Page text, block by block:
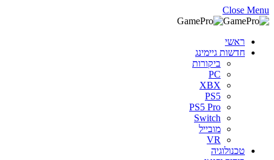
Close Menu
ראשי
חדשות גיימינג
ביקורות
PC
XBX
PS5
PS5 Pro
Switch
מובייל
VR
טכנולוגיה